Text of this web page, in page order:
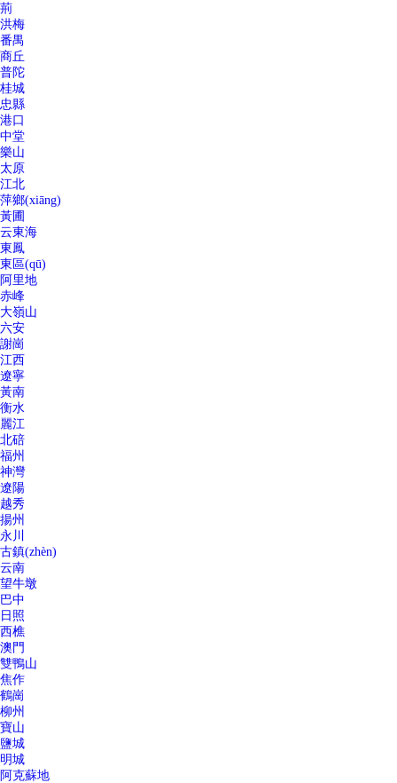
荊
洪梅
番禺
商丘
普陀
桂城
忠縣
港口
中堂
樂山
太原
江北
萍鄉(xiāng)
黃圃
云東海
東鳳
東區(qū)
阿里地
赤峰
大嶺山
六安
謝崗
江西
遼寧
黃南
衡水
麗江
北碚
福州
神灣
遼陽
越秀
揚州
永川
古鎮(zhèn)
云南
望牛墩
巴中
日照
西樵
澳門
雙鴨山
焦作
鶴崗
柳州
寶山
鹽城
明城
阿克蘇地